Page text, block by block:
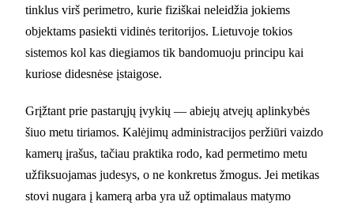
tinklus virš perimetro, kurie fiziškai neleidžia jokiems
objektams pasiekti vidinės teritorijos. Lietuvoje tokios
sistemos kol kas diegiamos tik bandomuoju principu kai
kuriose didesnėse įstaigose.
Grįžtant prie pastarųjų įvykių — abiejų atvejų aplinkybės
šiuo metu tiriamos. Kalėjimų administracijos peržiūri vaizdo
kamerų įrašus, tačiau praktika rodo, kad permetimo metu
užfiksuojamas judesys, o ne konkretus žmogus. Jei metikas
stovi nugara į kamerą arba yra už optimalaus matymo